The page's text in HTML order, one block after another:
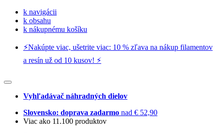
k navigácii
k obsahu
k nákupnému košíku
⚡️Nakúpte viac, ušetrite viac: 10 % zľava na nákup filamentov
a resín už od 10 kusov! ⚡️
Vyhľadávač náhradných dielov
Slovensko: doprava zadarmo nad € 52,90
Viac ako 11.100 produktov